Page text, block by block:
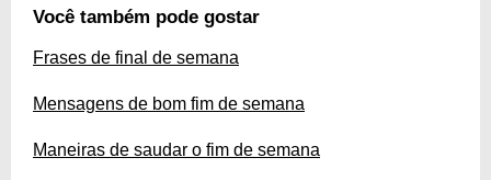
Você também pode gostar
Frases de final de semana
Mensagens de bom fim de semana
Maneiras de saudar o fim de semana